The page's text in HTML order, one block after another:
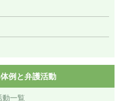
例と弁護活動
一覧